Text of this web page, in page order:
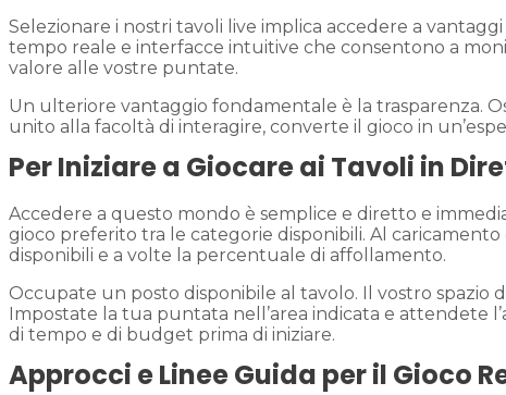
Selezionare i nostri tavoli live implica accedere a
tempo reale e interfacce intuitive che consentono a
valore alle vostre puntate.
Un ulteriore vantaggio fondamentale è la trasparenza.
unito alla facoltà di interagire, converte il gioco in
Per Iniziare a Giocare ai Tavoli in
Accedere a questo mondo è semplice e diretto e
gioco preferito tra le categorie disponibili. Al
disponibili e a volte la percentuale di affollamento.
Occupate un posto disponibile al tavolo. Il vostro spazio
Impostate la tua puntata nell’area indicata e attendete
di tempo e di budget prima di iniziare.
Approcci e Linee Guida per il Gioco